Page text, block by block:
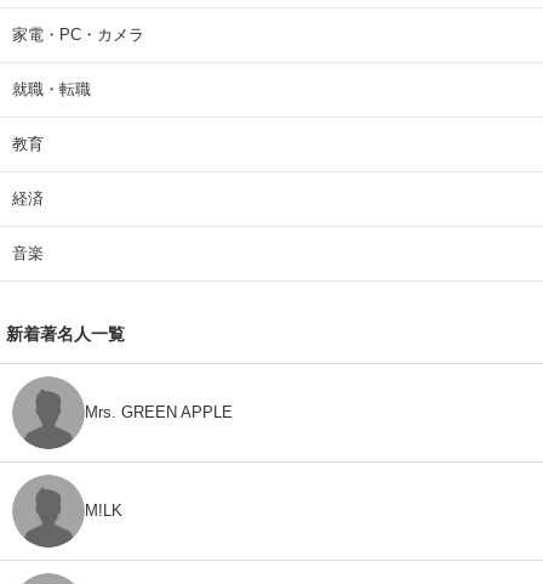
家電・PC・カメラ
就職・転職
教育
経済
音楽
新着著名人一覧
Mrs. GREEN APPLE
M!LK